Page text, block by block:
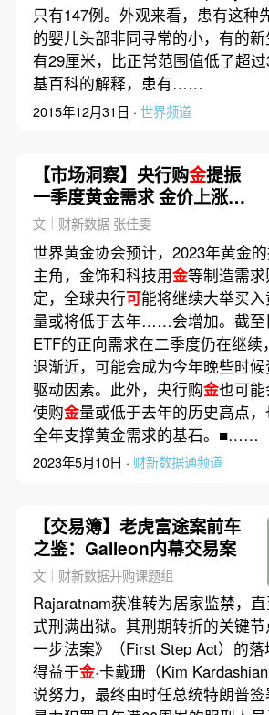
只有147例。外观来看，患有这种
的婴儿头部非同寻常的小，有的新
有29厘米，比正常范围值低了超
基百科的解释，患有……
2015年12月31日 · 世界频道
【市场洞察】央行购金提振
一季度黄金需求 金价上涨对
产业链影响几何？
文｜财新数据 张佳雯
世界黄金协会预计，2023年黄金
主角，金饰和科技用金等制造需
定，全球央行可能将继续大举买
量或将低于去年……会增加。截至
ETF的正向需求在二季度仍在继续
退渐近，可能会成为今年晚些时
驱动因素。此外，央行购金也可
使购金量或低于去年的历史高点
全年支撑黄金需求的基石。■……
2023年5月10日 · 财新数据通频道
【交易簿】老虎富途案前车
之鉴：Galleon内幕交易案
文｜财新数据并购课题组
Rajaratnam获准转为居家监禁，
式刑满出狱。其刑期转折的关键
一步法案》（First Step Act）的
得益于金·卡戴珊（Kim
说努力，最终由时任总统特朗普